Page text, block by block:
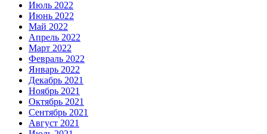
Июль 2022
Июнь 2022
Май 2022
Апрель 2022
Март 2022
Февраль 2022
Январь 2022
Декабрь 2021
Ноябрь 2021
Октябрь 2021
Сентябрь 2021
Август 2021